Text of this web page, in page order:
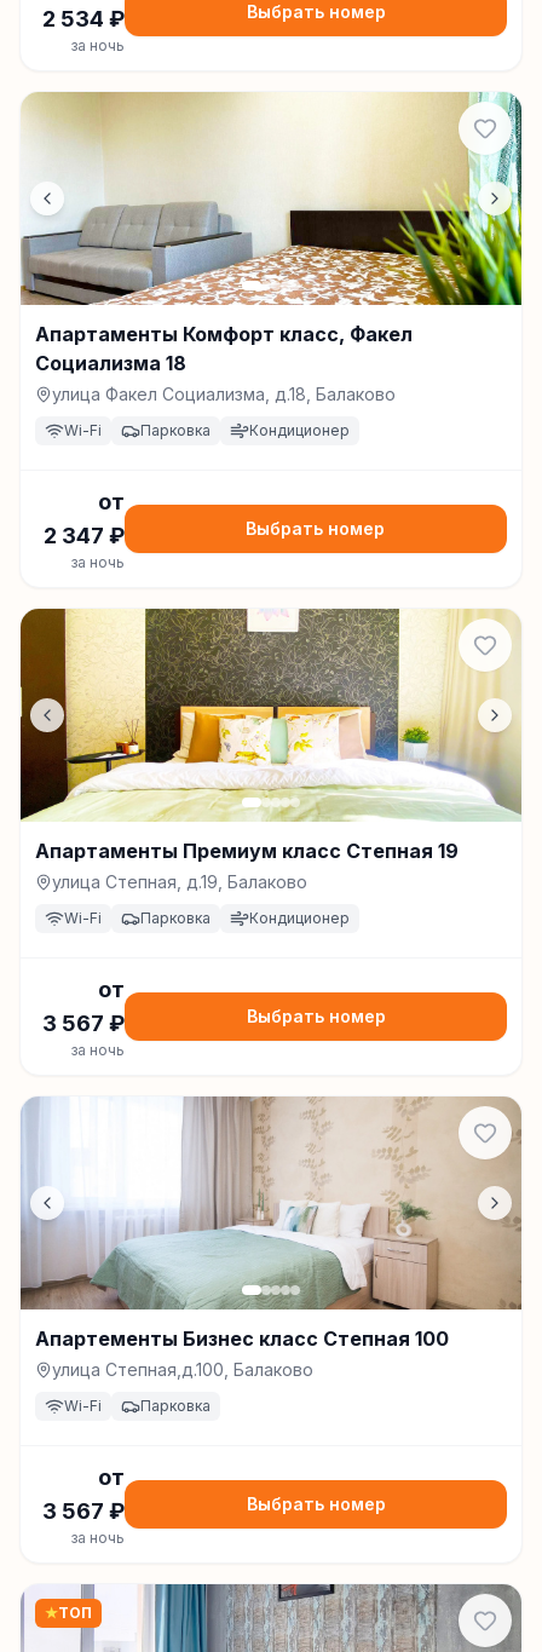
2 534 ₽
за ночь
Выбрать номер
Апартаменты Комфорт класс, Факел
Социализма 18
улица Факел Социализма, д.18, Балаково
Wi-Fi Парковка Кондиционер
от
2 347 ₽
за ночь
Выбрать номер
Апартаменты Премиум класс Степная 19
улица Степная, д.19, Балаково
Wi-Fi Парковка Кондиционер
от
3 567 ₽
за ночь
Выбрать номер
Апартементы Бизнес класс Степная 100
улица Степная,д.100, Балаково
Wi-Fi Парковка
от
3 567 ₽
за ночь
Выбрать номер
★ТОП